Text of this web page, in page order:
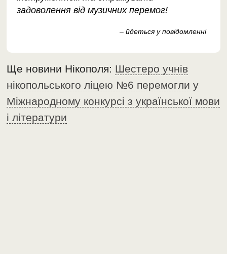
задоволення від музичних перемог!
– йдеться у повідомленні
Ще новини Нікополя: Шестеро учнів
нікопольського ліцею №6 перемогли у
Міжнародному конкурсі з української мови
і літератури